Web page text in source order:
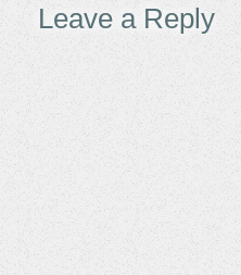
Leave a Reply